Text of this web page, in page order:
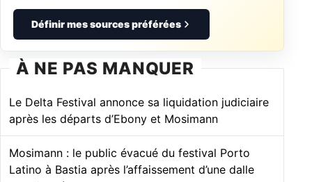
Définir mes sources préférées
À NE PAS MANQUER
Le Delta Festival annonce sa liquidation judiciaire
après les départs d’Ebony et Mosimann
Mosimann : le public évacué du festival Porto
Latino à Bastia après l’affaissement d’une dalle